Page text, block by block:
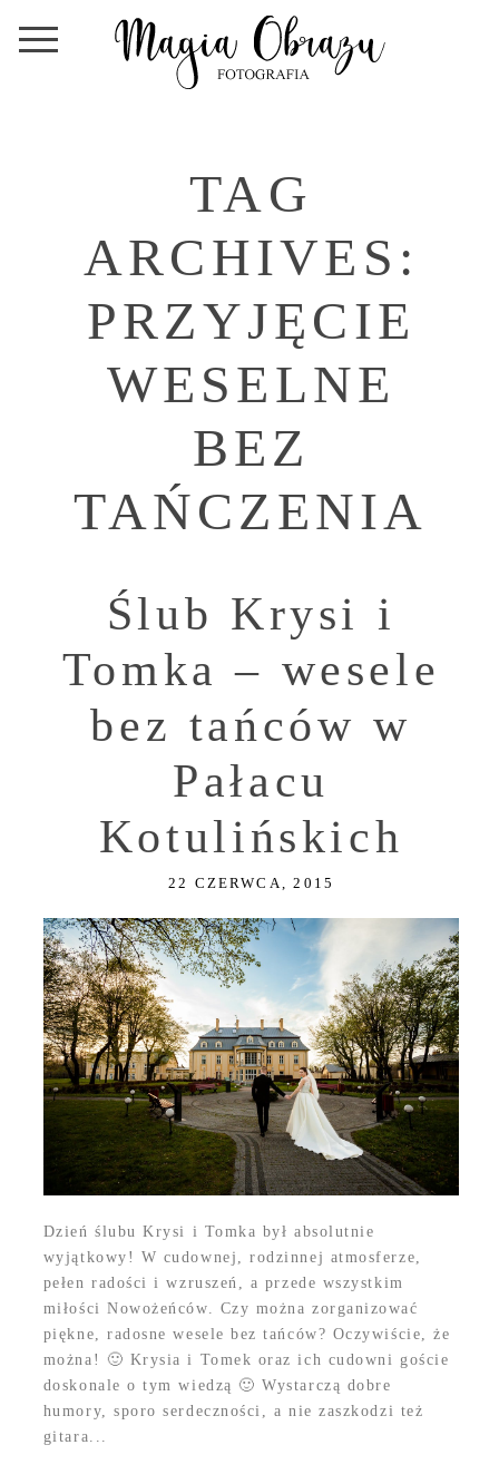
TAG
ARCHIVES:
PRZYJĘCIE
WESELNE
BEZ
TAŃCZENIA
Ślub Krysi i
Tomka – wesele
bez tańców w
Pałacu
Kotulińskich
22 CZERWCA, 2015
Dzień ślubu Krysi i Tomka był absolutnie
wyjątkowy! W cudownej, rodzinnej atmosferze,
pełen radości i wzruszeń, a przede wszystkim
miłości Nowożeńców. Czy można zorganizować
piękne, radosne wesele bez tańców? Oczywiście, że
można! 🙂 Krysia i Tomek oraz ich cudowni goście
doskonale o tym wiedzą 🙂 Wystarczą dobre
humory, sporo serdeczności, a nie zaszkodzi też
gitara...